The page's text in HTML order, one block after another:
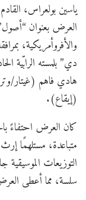
ياسين بولعراس،
العرض بعنوان “أصول”
والأفروأمريكية،
دي” بلمسته الرابّية
هادي فاهم (غيتار/
(إيقاع).
كان العرض احتفاءً
متباعدة، مستلهمًا
التوزيعات الموسيقية
سلسة، مما أعطى